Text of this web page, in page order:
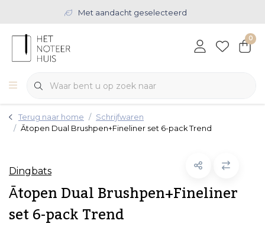
Met aandacht geselecteerd
0
Terug naar home
Schrijfwaren
Ātopen Dual Brushpen+Fineliner set 6-pack Trend
Dingbats
Ātopen Dual Brushpen+Fineliner
set 6-pack Trend